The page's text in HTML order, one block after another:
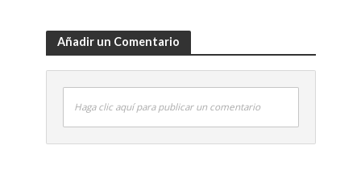
Añadir un Comentario
Haga clic aquí para publicar un comentario